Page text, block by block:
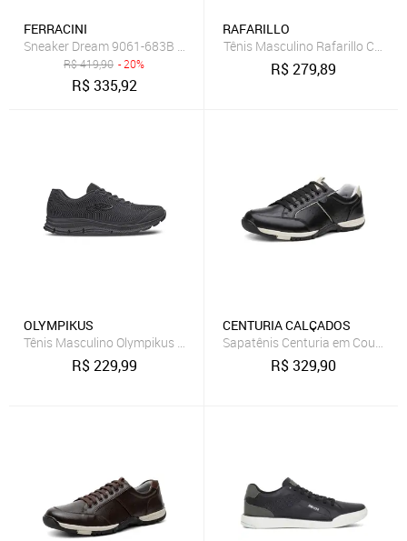
FERRACINI
Sneaker Dream 9061-683B Cinza
R$419,90 - 20%
R$335,92
RAFARILLO
Tênis Masculino Rafarillo
R$279,89
OLYMPIKUS
Tênis Masculino Olympikus Proof 3
R$229,99
CENTURIA CALÇADOS
Sapatênis Centuria em Couro
R$329,90